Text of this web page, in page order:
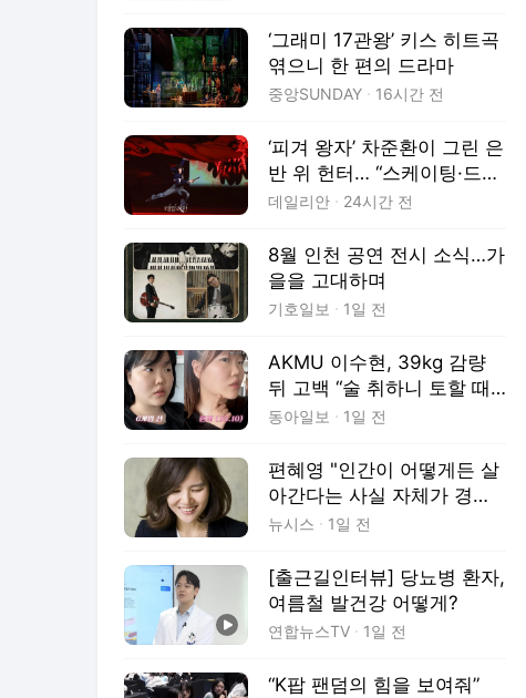
‘그래미 17관왕’ 키스 히트곡
엮으니 한 편의 드라마
중앙SUNDAY 16시간 전
‘피겨 왕자’ 차준환이 그린 은
반 위 헌터… “스케이팅·드라
마 결합된 값진 경험” [현장]
데일리안 24시간 전
8월 인천 공연 전시 소식…가
을을 고대하며
기호일보 1일 전
AKMU 이수현, 39kg 감량
뒤 고백 “술 취하니 토할 때
까지 먹어…몸 망가질 것 같
동아일보 1일 전
편혜영 "인간이 어떻게든 살
아간다는 사실 자체가 경이
롭다" [문화人터뷰]
뉴시스 1일 전
[출근길인터뷰] 당뇨병 환자,
여름철 발건강 어떻게?
연합뉴스TV 1일 전
“K팝 팬덤의 힘을 보여줘”